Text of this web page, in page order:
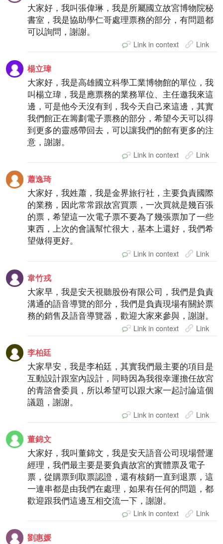
大家好，我叫張偉琳，我是所屬國立故宮博物院秘
書室，我是協助學仁哥處理票務的部分，有問題都
可以詢問，謝謝。
Link in context Link
楊立瑋
大家好，我是高雄國立科學工業博物館的單位，我
叫楊立瑋，我是應票務的業務單位、主任邀我來這
邊，可是他今天沒有到，我今天自己來這邊，其實
我們館正在籌劃電子票務的部分，希望今天可以得
到更多的靈感帶回去，可以讓我們的館有更多的注
意，謝謝。
Link in context Link
蕭逸琦
大家好，我姓蕭，我是金界旅行社，主要負責國際
的業務，因此常常跟故宮買票，一次買就是幾百張
的票，希望這一次電子票不要為了幾張票加了一些
東西，上次的會議幫忙很大，基本上還好，我們希
望做得更好。
Link in context Link
韋竹戎
大家早，我是安天視聽股份有限公司，我們是負責
溝通的語音導覽的部分，我們是負責現場有關於票
務的銷售及語音導覽器，歡迎大家來參與，謝謝。
Link in context Link
李柏廷
大家早安，我是李柏廷，其實我們最主要的項目是
互動設計跟室內設計，同時因為我很幸運擔任故宮
的青諮會委員，所以希望可以跟大家一起討論這個
議題，謝謝。
Link in context Link
董錦文
大家好，我叫董錦文，我是安天語音公司現場營運
經理，我們最主要是要負責故宮的實體票及電子
票，從購票到取票認證，還有核銷一直到退票，這
一連串都是由我們在處理，如果有任何的問題，都
歡迎跟我們這邊互相交流一下，謝謝。
Link in context Link
劉惠媛